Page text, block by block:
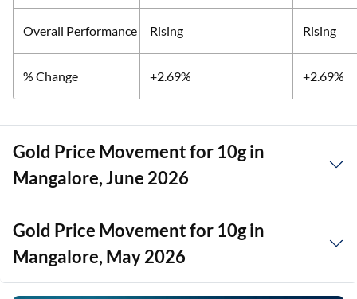
Overall Performance Rising Rising
% Change +2.69% +2.69%
Gold Price Movement for 10g in
Mangalore, June 2026
Gold Price Movement for 10g in
Mangalore, May 2026